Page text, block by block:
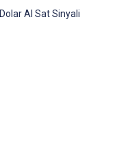
Dolar Al Sat Sinyali